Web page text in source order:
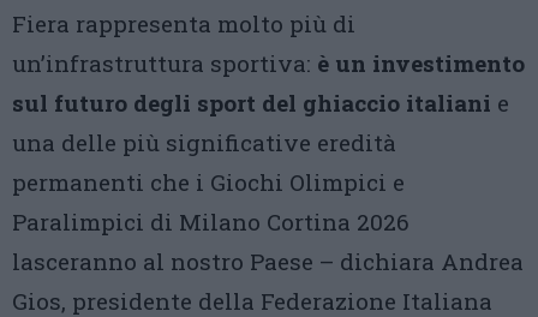
Fiera rappresenta molto più di
un’infrastruttura sportiva: è un investimento
sul futuro degli sport del ghiaccio italiani e
una delle più significative eredità
permanenti che i Giochi Olimpici e
Paralimpici di Milano Cortina 2026
lasceranno al nostro Paese – dichiara Andrea
Gios, presidente della Federazione Italiana